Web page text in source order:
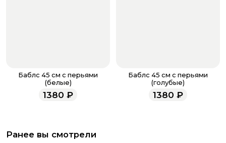
Баблс 45 см с перьями
(белые)
1380 ₽
Баблс 45 см с перьями
(голубые)
1380 ₽
Ранее вы смотрели